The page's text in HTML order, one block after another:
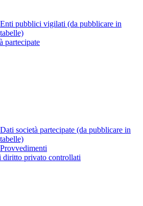
Enti pubblici vigilati (da pubblicare in
tabelle)
partecipate
Dati società partecipate (da pubblicare in
tabelle)
Provvedimenti
diritto privato controllati